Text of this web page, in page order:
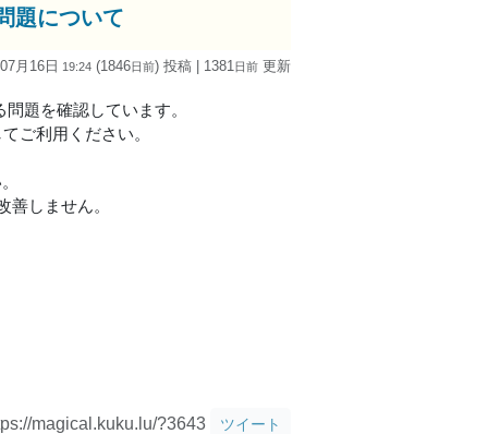
題について
月16日 19:24 (1846日前) 投稿 | 1381日前 更新
題を確認しています。
ご利用ください。
しません。
magical.kuku.lu/?3643 ツイート